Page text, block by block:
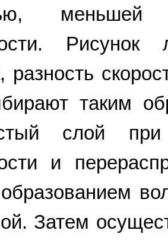
меньшей
разность
таким
слой
и
Затем